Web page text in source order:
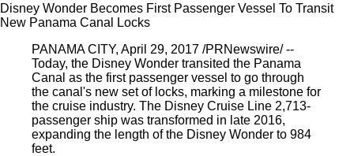
Disney Wonder Becomes First Passenger Vessel To Transit
New Panama Canal Locks
PANAMA CITY, April 29, 2017 /PRNewswire/ --
Today, the Disney Wonder transited the Panama
Canal as the first passenger vessel to go through
the canal's new set of locks, marking a milestone for
the cruise industry. The Disney Cruise Line 2,713-
passenger ship was transformed in late 2016,
expanding the length of the Disney Wonder to 984
feet.